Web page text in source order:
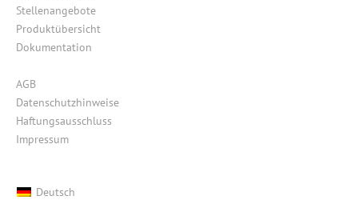
Stellenangebote
Produktübersicht
Dokumentation
AGB
Datenschutzhinweise
Haftungsausschluss
Impressum
Deutsch